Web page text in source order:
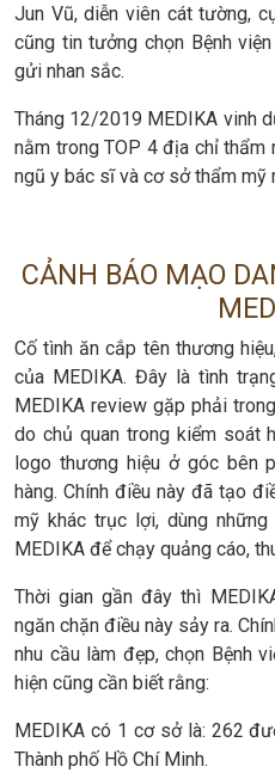
Jun Vũ, diễn viên cát tường,
cũng tin tưởng chọn Bệnh
gửi nhan sắc.
Tháng 12/2019 MEDIKA vinh
nằm trong TOP 4 địa chỉ
ngũ y bác sĩ và cơ sở thẩm mỹ
CẢNH BÁO MẠO
Cố tình ăn cắp tên thương
của MEDIKA. Đây là tình
MEDIKA review gặp phải
do chủ quan trong kiểm soát
logo thương hiệu ở góc bên
hàng. Chính điều này đã tạo
mỹ khác trục lợi, dùng
MEDIKA để chạy quảng cáo,
Thời gian gần đây thì
ngăn chặn điều này sảy ra.
nhu cầu làm đẹp, chọn Bệnh
hiện cũng cần biết rằng:
MEDIKA có 1 cơ sở là: 262
Thành phố Hồ Chí Minh.